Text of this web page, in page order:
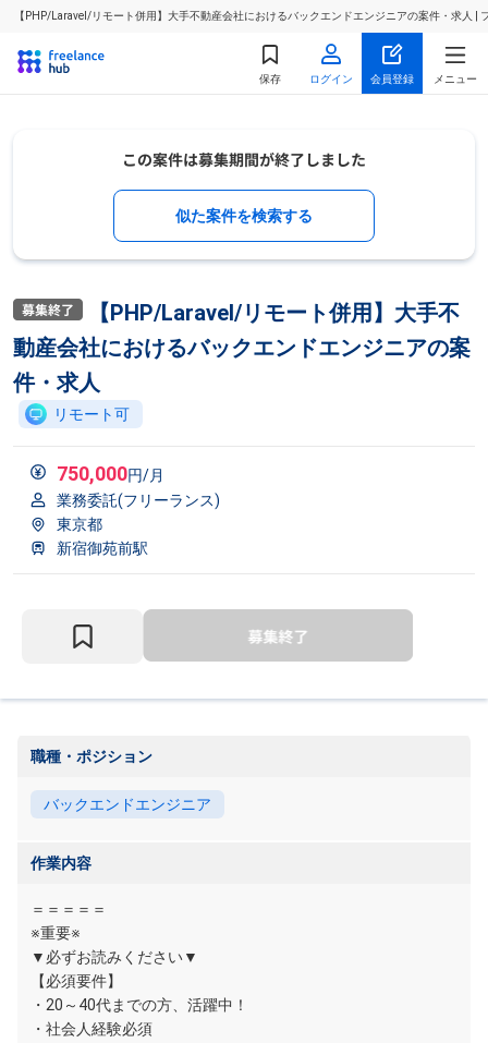
【PHP/Laravel/リモート併用】大手不動産会社におけるバックエンドエンジニアの案件・求人 |
保存 ログイン 会員登録 メニュー
似た案件を検索する
【PHP/Laravel/リモート併用】大手不
動産会社におけるバックエンドエンジニアの案
件・求人
リモート可
750,000円/月
業務委託(フリーランス)
東京都
新宿御苑前駅
職種・ポジション
バックエンドエンジニア
作業内容
＝＝＝＝＝
※重要※
▼必ずお読みください▼
【必須要件】
・20～40代までの方、活躍中！
・社会人経験必須